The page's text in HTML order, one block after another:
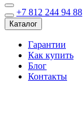
+7 812 244 94 88
Каталог
Гарантии
Как купить
Блог
Контакты